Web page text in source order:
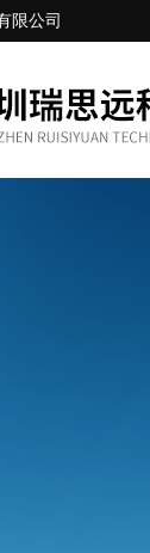
限公司